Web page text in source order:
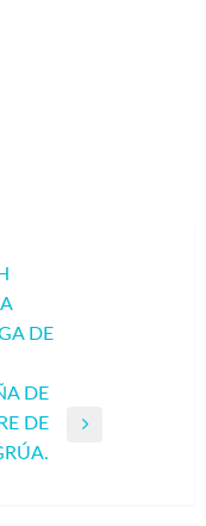
DE
DE
DE